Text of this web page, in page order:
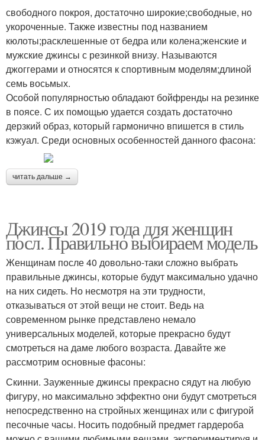
свободного покроя, достаточно широкие;свободные, но
укороченные. Также известны под названием
кюлоты;расклешенные от бедра или колена;женские и
мужские джинсы с резинкой внизу. Называются
джоггерами и относятся к спортивным моделям;длиной
семь восьмых.
Особой популярностью обладают бойфренды на резинке
в поясе. С их помощью удается создать достаточно
дерзкий образ, который гармонично впишется в стиль
кэжуал. Среди основных особенностей данного фасона:
читать дальше →
Джинсы 2019 года для женщин
посл. Правильно выбираем модель
Женщинам после 40 довольно-таки сложно выбрать
правильные джинсы, которые будут максимально удачно
на них сидеть. Но несмотря на эти трудности,
отказываться от этой вещи не стоит. Ведь на
современном рынке представлено немало
универсальных моделей, которые прекрасно будут
смотреться на даме любого возраста. Давайте же
рассмотрим основные фасоны:
Скинни. Зауженные джинсы прекрасно сядут на любую
фигуру, но максимально эффектно они будут смотреться
непосредственно на стройных женщинах или с фигурой
песочные часы. Носить подобный предмет гардероба